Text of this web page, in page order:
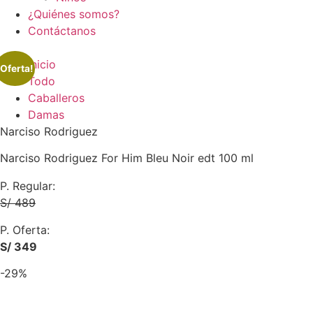
¿Quiénes somos?
Contáctanos
Inicio
Todo
Caballeros
Damas
Narciso Rodriguez
Narciso Rodriguez For Him Bleu Noir edt 100 ml
P. Regular:
S/ 489
P. Oferta:
S/ 349
-29%